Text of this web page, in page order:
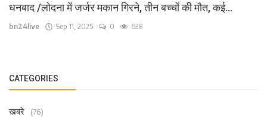
धनबाद /लोदना में जर्जर मकान गिरने, तीन बच्चों की मौत, कई...
bn24live Sep 11, 2025 0 638
CATEGORIES
खबरे (76)